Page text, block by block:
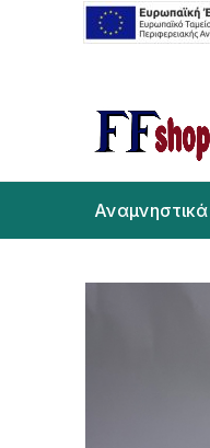
Αναμνηστικά